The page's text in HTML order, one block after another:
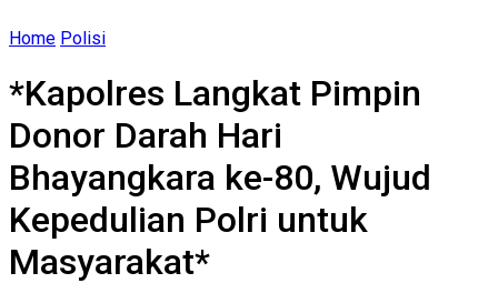
Home Polisi
*Kapolres Langkat Pimpin
Donor Darah Hari
Bhayangkara ke-80, Wujud
Kepedulian Polri untuk
Masyarakat*